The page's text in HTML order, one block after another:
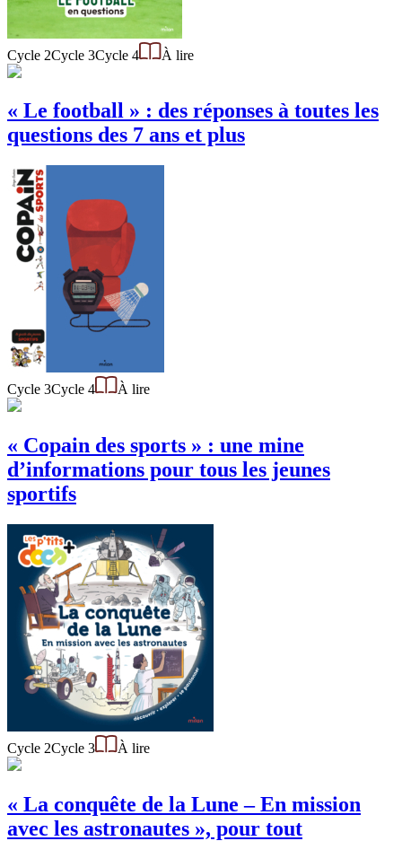
Cycle 2Cycle 3Cycle 4 À lire
« Le football » : des réponses à toutes les
questions des 7 ans et plus
Cycle 3Cycle 4 À lire
« Copain des sports » : une mine
d’informations pour tous les jeunes
sportifs
Cycle 2Cycle 3 À lire
« La conquête de la Lune – En mission
avec les astronautes », pour tout